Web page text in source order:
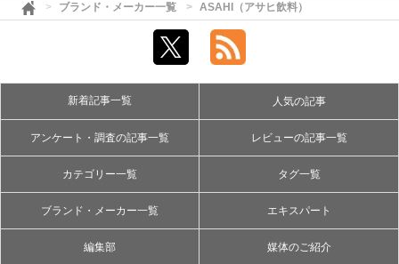
ブランド・メーカー一覧 ASAHI（アサヒ飲料）
新着記事一覧 人気の記事
アンケート・調査の記事一覧 レビューの記事一覧
カテゴリー一覧 タグ一覧
ブランド・メーカー一覧 エキスパート
編集部 媒体のご紹介